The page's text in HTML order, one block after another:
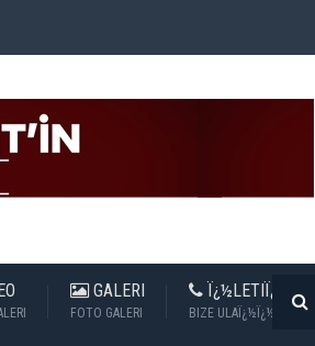
GALERI
FOTO GALERI
Ï¿½LETIÏ¿½IM
BIZE ULAÏ¿½Ï¿½N